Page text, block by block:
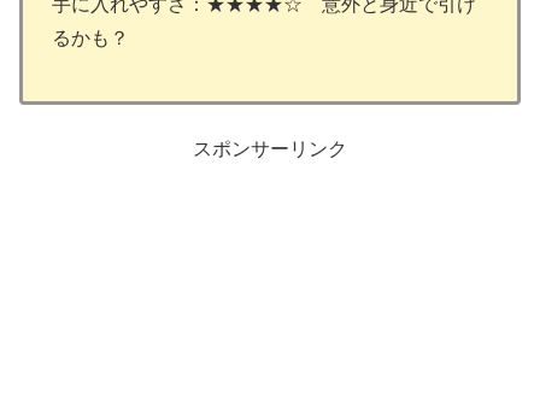
手に入れやすさ：★★★★☆ 意外と身近で引け
るかも？
スポンサーリンク